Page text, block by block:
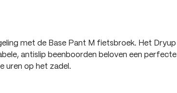
met de Base Pant M fietsbroek. Het Dryup
antislip beenboorden beloven een perfecte
uren op het zadel.